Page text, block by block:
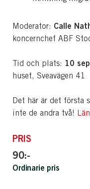
Moderator: Calle
koncernchef ABF
Tid och plats: 10
huset, Sveavägen 41
Det här är det första
inte de andra två!
PRIS
90:-
Ordinarie pris